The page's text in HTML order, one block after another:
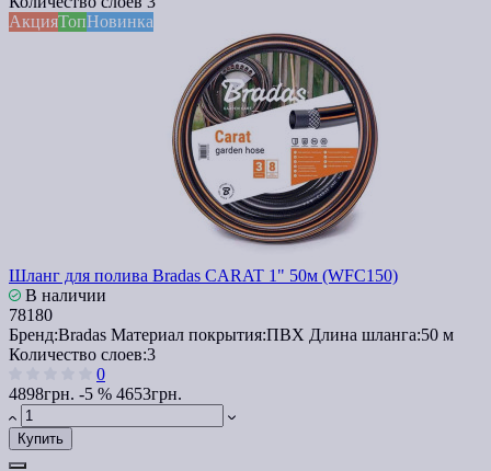
АкцияТопНовинка
Шланг для полива Bradas CARAT 1" 50м (WFC150)
В наличии
78180
Бренд:Bradas Материал покрытия:ПВХ Длина шланга:50 м
Количество слоев:3
0
4898грн. -5 % 4653грн.
Купить